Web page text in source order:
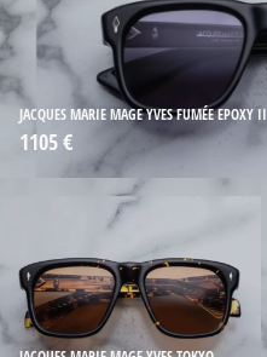
JACQUES MARIE MAGE YVES FUMÉE EPOXY II
1105 €